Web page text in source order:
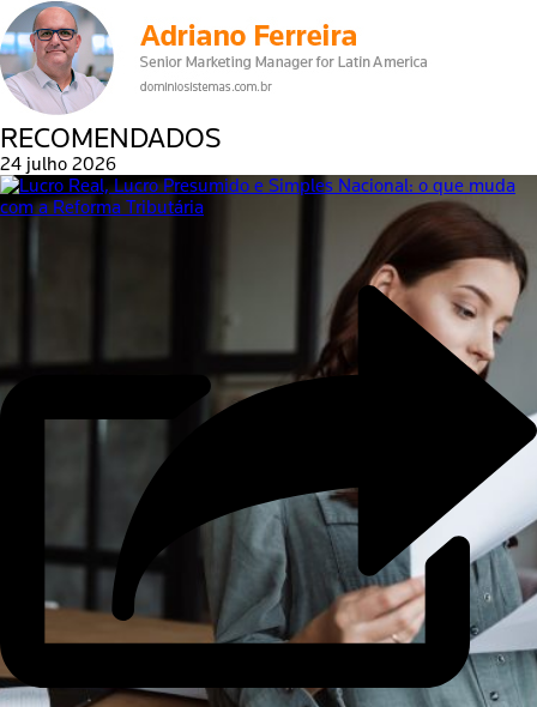
RECOMENDADOS
24 julho 2026